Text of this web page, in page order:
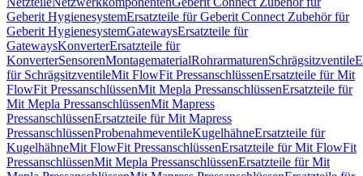
Geberit HygienesystemErsatzteile für Geberit Connect Zubehör für
Geberit HygienesystemGatewaysErsatzteile für
GatewaysKonverterErsatzteile für
KonverterSensorenMontagematerialRohrarmaturenSchrägsitzventile
für SchrägsitzventileMit FlowFit PressanschlüssenErsatzteile für Mit
FlowFit PressanschlüssenMit Mepla PressanschlüssenErsatzteile für
Mit Mepla PressanschlüssenMit Mapress
PressanschlüssenErsatzteile für Mit Mapress
PressanschlüssenProbenahmeventileKugelhähneErsatzteile für
KugelhähneMit FlowFit PressanschlüssenErsatzteile für Mit FlowFit
PressanschlüssenMit Mepla PressanschlüssenErsatzteile für Mit